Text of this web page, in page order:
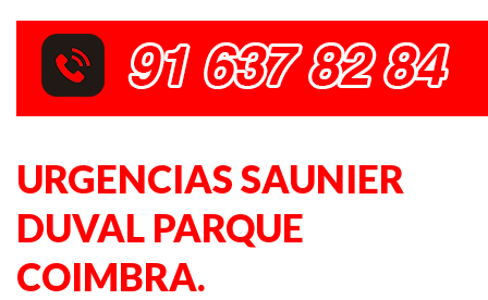
URGENCIAS SAUNIER
DUVAL PARQUE
COIMBRA.